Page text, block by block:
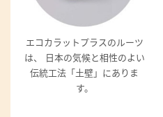
エコカラットプラスのルーツ
は、 日本の気候と相性のよい
伝統工法「土壁」にありま
す。